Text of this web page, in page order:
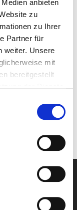
anbieten
zu
zu Ihrer
Partner für
weiter. Unsere
mit
bereitgestellt